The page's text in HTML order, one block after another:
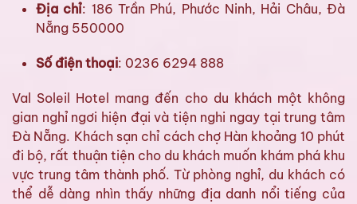
Địa chỉ: 186 Trần Phú, Phước Ninh, Hải Châu, Đà
Nẵng 550000
Số điện thoại: 0236 6294 888
Val Soleil Hotel mang đến cho du khách một không
gian nghỉ ngơi hiện đại và tiện nghi ngay tại trung tâm
Đà Nẵng. Khách sạn chỉ cách chợ Hàn khoảng 10 phút
đi bộ, rất thuận tiện cho du khách muốn khám phá khu
vực trung tâm thành phố. Từ phòng nghỉ, du khách có
thể dễ dàng nhìn thấy những địa danh nổi tiếng của